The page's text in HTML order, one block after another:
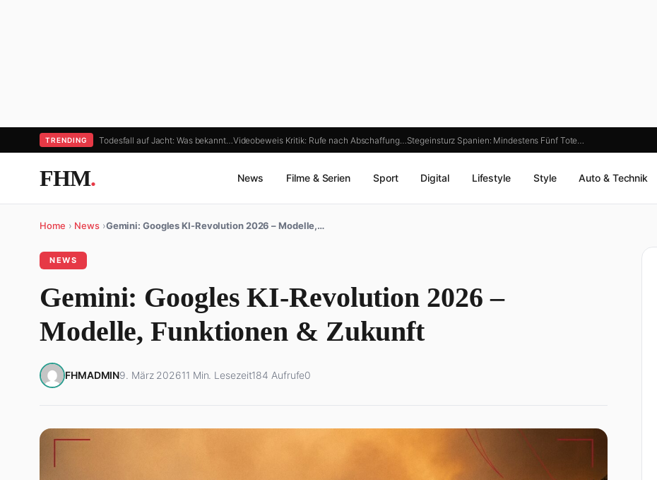
TRENDING Todesfall auf Jacht: Was bekannt… Videobeweis Kritik: Rufe nach Abschaffung… Stegeinsturz Spanien: Mindestens Fünf Tote…
FHM. News Filme & Serien Sport Digital Lifestyle Style Auto & Technik
Home › News ›Gemini: Googles KI-Revolution 2026 – Modelle,…
NEWS
Gemini: Googles KI-Revolution 2026 –
Modelle, Funktionen & Zukunft
FHMADMIN9. März 202611 Min. Lesezeit184 Aufrufe0